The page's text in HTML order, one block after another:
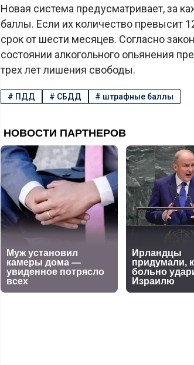
Новая система предусматривает, за
баллы. Если их количество превысит
срок от шести месяцев. Согласно
состоянии алкогольного опьянения
трех лет лишения свободы.
# ПДД # СБДД # штрафные баллы